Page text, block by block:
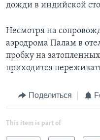
дожди в индийской
Несмотря на
аэродрома Палам в
пробку на
приходится
Поделиться
This item is part of